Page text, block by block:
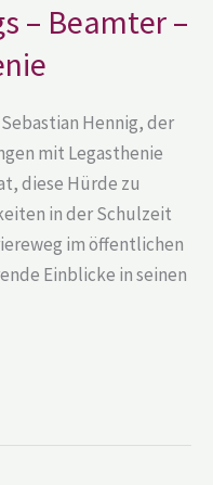
– Beamter –
Hennig, der
mit Legasthenie
diese Hürde zu
in der Schulzeit
im öffentlichen
Einblicke in seinen